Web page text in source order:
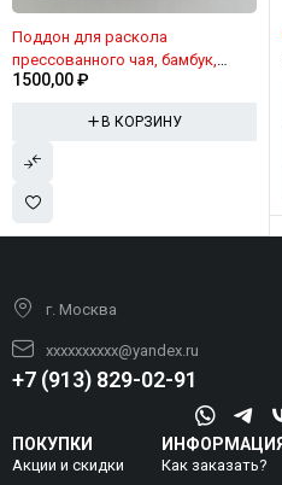
Поддон для раскола
прессованного чая, бамбук,
24/24см
1500,00₽
В КОРЗИНУ
г. Москва
xxxxxxxxxx@yandex.ru
+7 (913) 829-02-91
ПОКУПКИ
Акции и скидки
ИНФОРМАЦИЯ
Как заказать?